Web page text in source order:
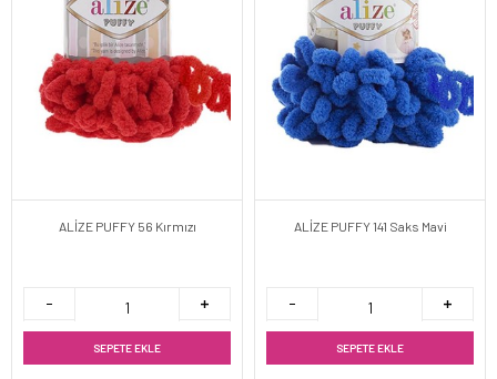
ALİZE PUFFY 56 Kırmızı
SEPETE EKLE
ALİZE PUFFY 141 Saks Mavi
SEPETE EKLE